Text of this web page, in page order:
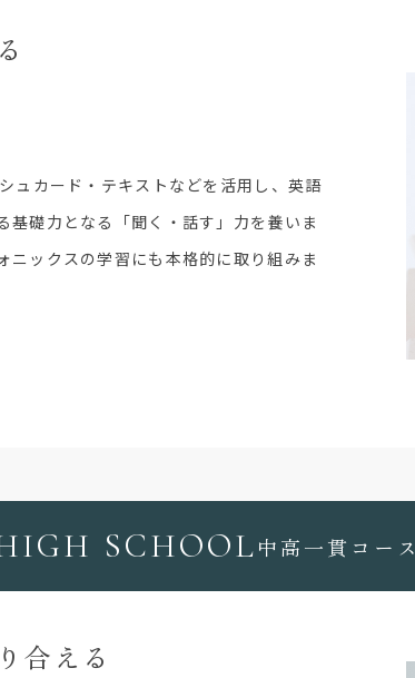
ュカード・テキストなどを活用し、英語
基礎力となる「聞く・話す」力を養いま
ニックスの学習にも本格的に取り組みま
SCHOOL中高一貫コース
合える